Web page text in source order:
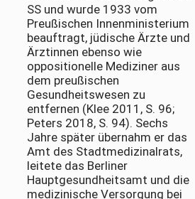
SS und wurde 1933 vom
Preußischen Innenministerium
beauftragt, jüdische Ärzte und
Ärztinnen ebenso wie
oppositionelle Mediziner aus
dem preußischen
Gesundheitswesen zu
entfernen (Klee 2011, S. 96;
Peters 2018, S. 94). Sechs
Jahre später übernahm er das
Amt des Stadtmedizinalrats,
leitete das Berliner
Hauptgesundheitsamt und die
medizinische Versorgung bei